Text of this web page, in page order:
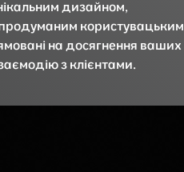
дизайном,
користувацьким
на досягнення ваших
з клієнтами.